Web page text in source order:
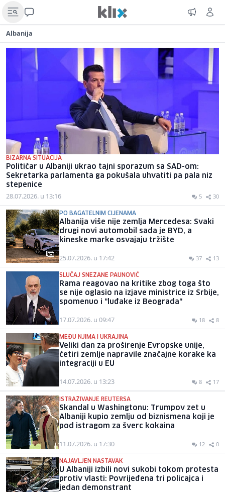
Albanija
BIZARNA SITUACIJA
Političar u Albaniji ukrao tajni sporazum sa SAD-om:
Sekretarka parlamenta ga pokušala uhvatiti pa pala niz
stepenice
28.07.2026. u 13:16 5 30
PO BAGATELNIM CIJENAMA
Albanija više nije zemlja Mercedesa: Svaki
drugi novi automobil sada je BYD, a
kineske marke osvajaju tržište
25.07.2026. u 17:42 37 13
SLUČAJ SNEŽANE PAUNOVIĆ
Rama reagovao na kritike zbog toga što
se nije oglasio na izjave ministrice iz Srbije,
spomenuo i "luđake iz Beograda"
17.07.2026. u 09:47 18 8
MEĐU NJIMA I UKRAJINA
Veliki dan za proširenje Evropske unije,
četiri zemlje napravile značajne korake ka
integraciji u EU
14.07.2026. u 13:23 8 17
ISTRAŽIVANJE REUTERSA
Skandal u Washingtonu: Trumpov zet u
Albaniji kupio zemlju od biznismena koji je
pod istragom za šverc kokaina
11.07.2026. u 17:30 12 0
NAJAVLJEN NASTAVAK
U Albaniji izbili novi sukobi tokom protesta
protiv vlasti: Povrijeđena tri policajca i
jedan demonstrant